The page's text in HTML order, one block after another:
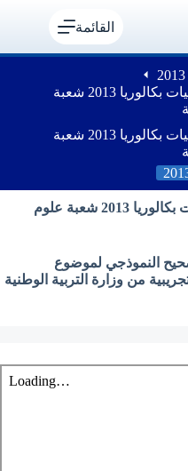
القائمة
التصحيح النموذجي لموضوع الرياضيات بكالوريا 2013 شعبة
التصحيح النموذجي لموضوع الرياضيات بكالوريا 2013 شعبة
التصحيح النموذجي لموضوع الرياضيات بكالوريا 2013 شعبة علوم
النموذجي لموضوع
2013 شعبة علوم تجريبية من وزارة التربية الوطنية